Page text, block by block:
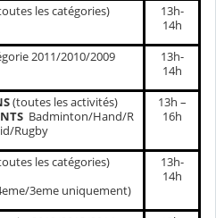
les catégories)
13h-
14h
2011/2010/2009
13h-
14h
(toutes les activités)
Badminton/Hand/R
Rugby
13h –
16h
les catégories)
3eme uniquement)
13h-
14h